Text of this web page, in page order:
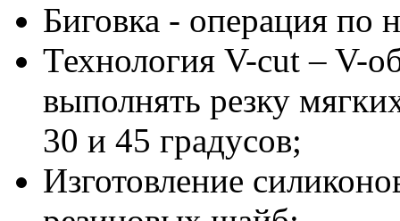
Биговка - операция по
Технология V-cut – V-
выполнять резку
30 и 45 градусов;
Изготовление